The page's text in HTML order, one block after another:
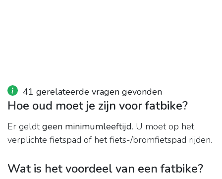
41 gerelateerde vragen gevonden
Hoe oud moet je zijn voor fatbike?
Er geldtgeen minimumleeftijd. U moet op het
verplichte fietspad of het fiets-/bromfietspad rijden.
Wat is het voordeel van een fatbike?